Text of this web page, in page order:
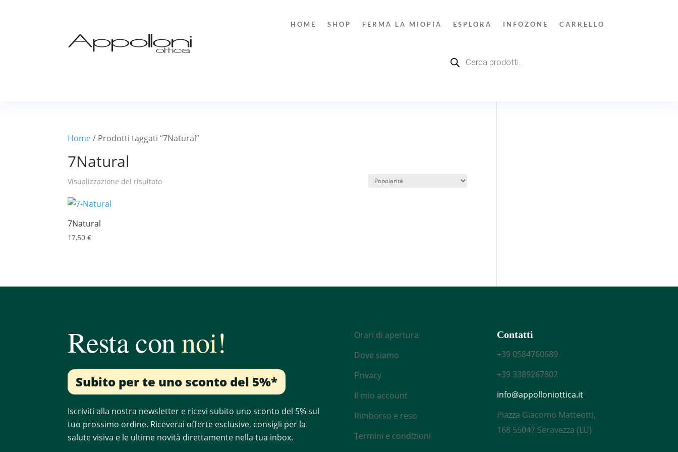
HOME SHOP FERMA LA MIOPIA ESPLORA INFOZONE CARRELLO
search
Home/ Prodotti taggati “7Natural”
7Natural
Visualizzazione del risultato
7Natural
17,50€
Resta connoi!
Subito per te uno sconto del 5%*
Iscriviti alla nostra newsletter e ricevi subito uno sconto del 5% sul
tuo prossimo ordine. Riceverai offerte esclusive, consigli per la
salute visiva e le ultime novità direttamente nella tua inbox.
Orari di apertura
Dove siamo
Privacy
Il mio account
Rimborso e reso
Termini e condizioni
Contatti
+39 0584760689
+39 3389267802
info@appolloniottica.it
Piazza Giacomo Matteotti,
168 55047 Seravezza (LU)